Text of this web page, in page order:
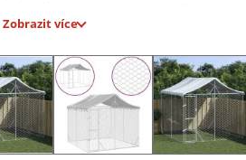
ocel, polyethylen (PE)
x 2,5 m (D x Š x V)
Zobrazit více